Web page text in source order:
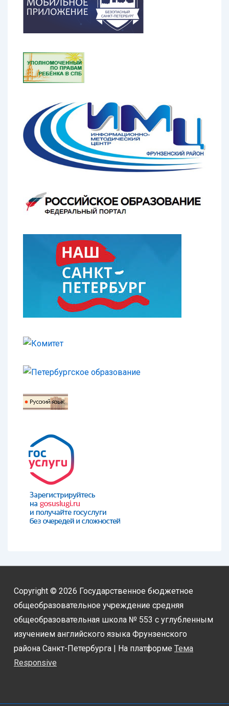
Copyright © 2026 Государственное бюджетное
общеобразовательное учреждение средняя
общеобразовательная школа № 553 с углубленным
изучением английского языка Фрунзенского
района Санкт-Петербурга | На платформе Тема
Responsive